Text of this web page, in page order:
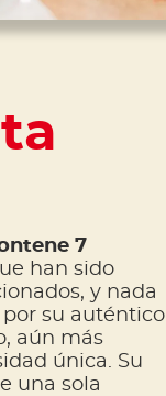
7
han sido
y nada
por su auténtico
aún más
única. Su
una sola